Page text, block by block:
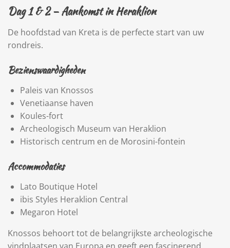
Dag 1 & 2 – Aankomst inHeraklion
De hoofdstad van Kreta is de perfecte start van uw
rondreis.
Bezienswaardigheden
Paleis van Knossos
Venetiaanse haven
Koules-fort
Archeologisch Museum van Heraklion
Historisch centrum en de Morosini-fontein
Accommodaties
Lato Boutique Hotel
ibis Styles Heraklion Central
Megaron Hotel
Knossos behoort tot de belangrijkste archeologische